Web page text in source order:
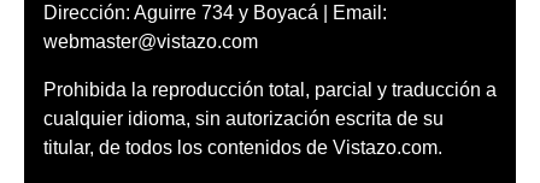
Dirección: Aguirre 734 y Boyacá | Email:
webmaster@vistazo.com
Prohibida la reproducción total, parcial y traducción a
cualquier idioma, sin autorización escrita de su
titular, de todos los contenidos de Vistazo.com.